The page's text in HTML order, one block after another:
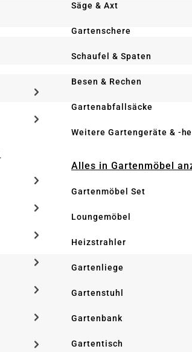
Säge & Axt
Gartenschere
Schaufel & Spaten
Besen & Rechen
Gartenabfallsäcke
Weitere Gartengeräte & -
Alles in Gartenmöbel
Gartenmöbel Set
Loungemöbel
Heizstrahler
Gartenliege
Gartenstuhl
Gartenbank
Gartentisch